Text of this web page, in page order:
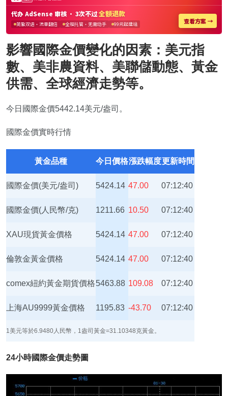
影響國際金價變化的因素：美元指
數、美非農資料、美聯儲動態、黃金
供需、全球經濟走勢等。
今日國際金價5442.14美元/盎司。
國際金價實時行情
黃金品種 今日價格漲跌幅度更新時間
國際金價(美元/盎司) 5424.14 47.00 07:12:40
國際金價(人民幣/克) 1211.66 10.50 07:12:40
XAU現貨黃金價格 5424.14 47.00 07:12:40
倫敦金黃金價格 5424.14 47.00 07:12:40
comex紐約黃金期貨價格5463.88 109.08 07:12:40
上海AU9999黃金價格 1195.83 -43.70 07:12:40
1美元等於6.9480人民幣，1盎司黃金=31.10348克黃金。
24小時國際金價走勢圖